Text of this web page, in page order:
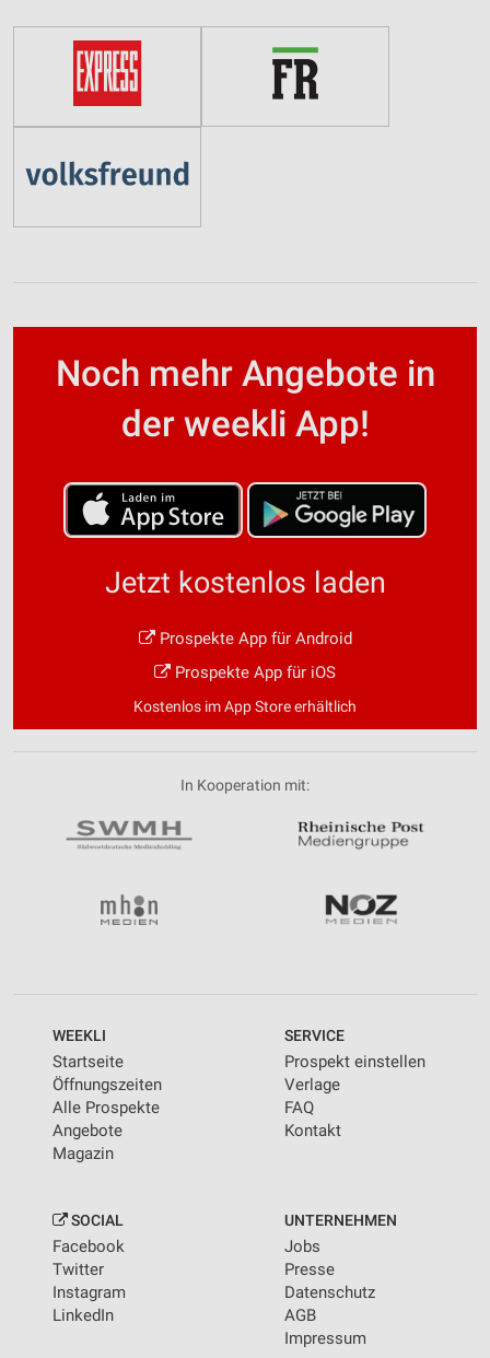
Noch mehr Angebote in
der weekli App!
Jetzt kostenlos laden
Prospekte App für Android
Prospekte App für iOS
Kostenlos im App Store erhältlich
In Kooperation mit:
WEEKLI
Startseite
Öffnungszeiten
Alle Prospekte
Angebote
Magazin
SERVICE
Prospekt einstellen
Verlage
FAQ
Kontakt
SOCIAL
Facebook
Twitter
Instagram
LinkedIn
UNTERNEHMEN
Jobs
Presse
Datenschutz
AGB
Impressum